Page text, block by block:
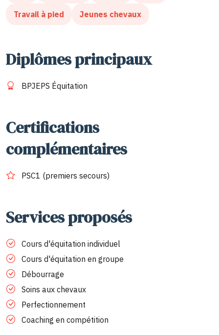
Travail à pied Jeunes chevaux
Diplômes principaux
BPJEPS Équitation
Certifications
complémentaires
PSC1 (premiers secours)
Services proposés
Cours d'équitation individuel
Cours d'équitation en groupe
Débourrage
Soins aux chevaux
Perfectionnement
Coaching en compétition